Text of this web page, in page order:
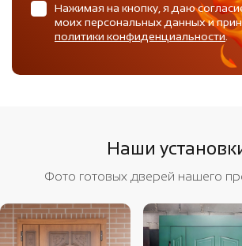
Нажимая на кнопку, я даю
моих персональных данных и
политики конфиденциальности.
Наши
Фото готовых дверей нашего